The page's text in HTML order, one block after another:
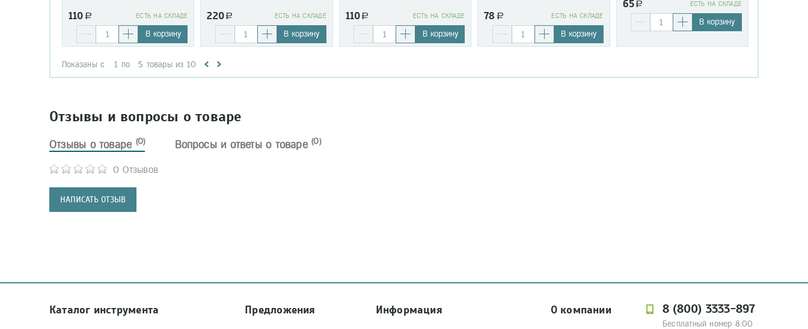
110 a EСТЬ НА СКЛАДЕ
В корзину
220a EСТЬ НА СКЛАДЕ
В корзину
110a EСТЬ НА СКЛАДЕ
В корзину
78 a EСТЬ НА СКЛАДЕ
В корзину
65a EСТЬ НА СКЛАДЕ
В корзину
Показаны с 1 по 5 товары из 10
Отзывы и вопросы о товаре
Отзывы о товаре (0)
0 Отзывов
НАПИСАТЬ ОТЗЫВ
Вопросы и ответы о товаре(0)
Каталог инструмента Предложения Информация О компании 8 (800) 3333-897
Бесплатный номер 8:00